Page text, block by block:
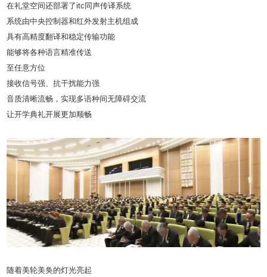
在礼堂空间还部署了itc同声传译系统
系统由中央控制器和红外发射主机组成
具有高精度翻译和稳定传输功能
能够将各种语言精准传送
至任意方位
接收信号强、抗干扰能力强
音质清晰流畅，实现多语种间无障碍交流
让开学典礼开展更加顺畅
随着美轮美奂的灯光亮起